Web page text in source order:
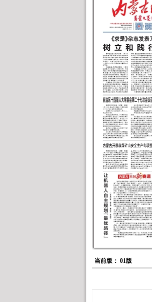
当前版： 01版